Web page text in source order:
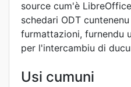
source cum'è
schedari ODT
furmattazioni, furnendu
per l'intercambiu di
Usi cumuni